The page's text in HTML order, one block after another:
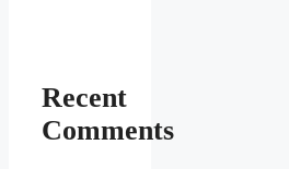
Recent
Comments